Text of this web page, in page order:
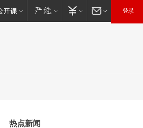
登录
热点新闻